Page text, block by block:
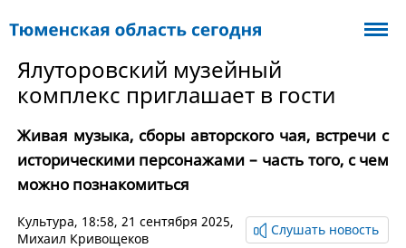
Ялуторовский музейный
комплекс приглашает в гости
Живая музыка, сборы авторского чая, встречи с
историческими персонажами – часть того, с чем
можно познакомиться
Культура, 18:58, 21 сентября 2025,
Михаил Кривощеков
Слушать новость